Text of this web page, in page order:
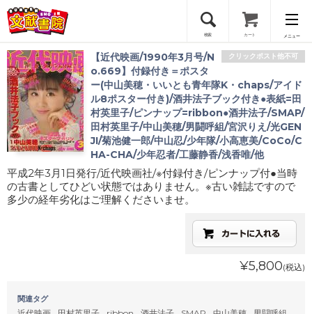
検索 カート メニュー
会員登録
ログイン
クリックポスト他不可
【近代映画/1990年3月号/N
o.669】付録付き＝ポスタ
ー(中山美穂・いいとも青年隊K・chaps/アイド
ル8ポスター付き)/酒井法子ブック付き●表紙=田
村英里子/ピンナップ=ribbon●酒井法子/SMAP/
田村英里子/中山美穂/男闘呼組/宮沢りえ/光GEN
JI/菊池健一郎/中山忍/少年隊/小高恵美/CoCo/C
HA-CHA/少年忍者/工藤静香/浅香唯/他
平成2年3月1日発行/近代映画社/※付録付き/ピンナップ付●当時
の古書としてひどい状態ではありません。※古い雑誌ですので
多少の経年劣化はご理解くださいませ。
¥5,800(税込)
関連タグ